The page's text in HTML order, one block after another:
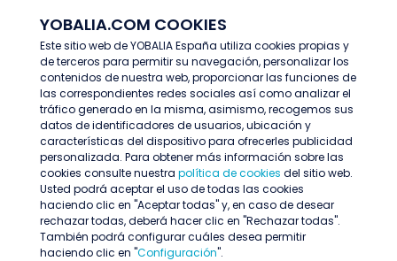
YOBALIA.COM COOKIES
Este sitio web de YOBALIA España utiliza cookies propias y
de terceros para permitir su navegación, personalizar los
contenidos de nuestra web, proporcionar las funciones de
las correspondientes redes sociales así como analizar el
tráfico generado en la misma, asimismo, recogemos sus
datos de identificadores de usuarios, ubicación y
características del dispositivo para ofrecerles publicidad
personalizada. Para obtener más información sobre las
cookies consulte nuestra política de cookies del sitio web.
Usted podrá aceptar el uso de todas las cookies
haciendo clic en "Aceptar todas" y, en caso de desear
rechazar todas, deberá hacer clic en "Rechazar todas".
También podrá configurar cuáles desea permitir
haciendo clic en "Configuración".
Últimas ofertas
Comercial stand en C.C. Vialia María Zambrano